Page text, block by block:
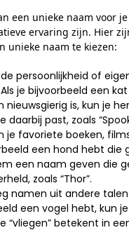
een unieke naam voor
ervaring zijn. Hier
unieke naam te kiezen:
de persoonlijkheid of
je bijvoorbeeld een
nieuwsgierig is, kun je
daarbij past, zoals
je favoriete boeken,
een hond hebt die
een naam geven die
zoals “Thor”.
namen uit andere
een vogel hebt, kun
“vliegen” betekent in